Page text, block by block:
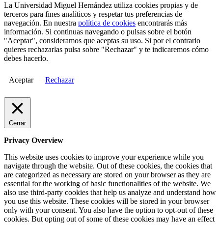
La Universidad Miguel Hernández utiliza cookies propias y de
terceros para fines analíticos y respetar tus preferencias de
navegación. En nuestra política de cookies encontrarás más
información. Si continuas navegando o pulsas sobre el botón
"Aceptar", consideramos que aceptas su uso. Si por el contrario
quieres rechazarlas pulsa sobre "Rechazar" y te indicaremos cómo
debes hacerlo.
Aceptar Rechazar
Cerrar
Privacy Overview
This website uses cookies to improve your experience while you
navigate through the website. Out of these cookies, the cookies that
are categorized as necessary are stored on your browser as they are
essential for the working of basic functionalities of the website. We
also use third-party cookies that help us analyze and understand how
you use this website. These cookies will be stored in your browser
only with your consent. You also have the option to opt-out of these
cookies. But opting out of some of these cookies may have an effect